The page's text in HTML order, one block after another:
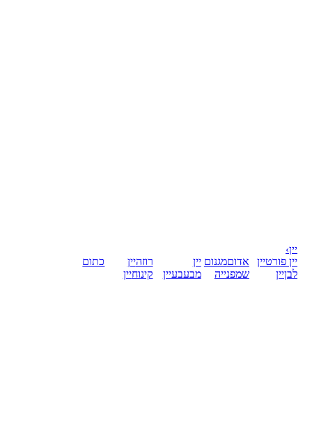
יין›
יין פורטיין
לבןיין
אדוםמגנום
שמפנייה
יין
מבעבעיין
רוזהיין
קינוחיין
כתום